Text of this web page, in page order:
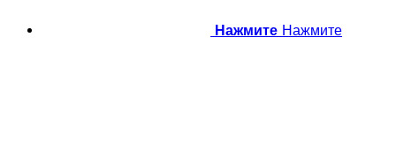
Нажмите Нажмите